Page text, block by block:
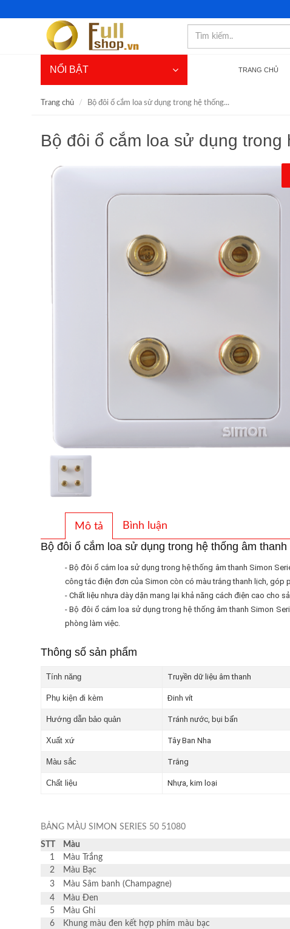
NỔI BẬT TRANG CHỦ
Trang chủ Bộ đôi ổ cắm loa sử dụng trong hệ thống...
Bộ đôi ổ cắm loa sử dụng
Mô tả Bình luận
Bộ đôi ổ cắm loa sử dụng trong hệ thống âm
- Bộ đôi ổ cắm loa sử dụng trong hệ thống âm thanh Simon
công tắc điện đơn của Simon còn có màu trắng thanh lịch, góp
- Chất liệu nhựa dày dặn mang lại khả năng cách điện cao cho
- Bộ đôi ổ cắm loa sử dụng trong hệ thống âm thanh Simon
phòng làm việc.
Thông số sản phẩm
Tính năng Truyền dữ liệu âm thanh
Phụ kiện đi kèm Đinh vít
Hướng dẫn bảo quản Tránh nước, bụi bẩn
Xuất xứ Tây Ban Nha
Màu sắc Trắng
Chất liệu Nhựa, kim loại
BẢNG MÀU SIMON SERIES 50 51080
STT Màu
1
Màu Trắng
2
Màu Bạc
3
Màu Sâm banh (Champagne)
4
Màu Đen
5
Màu Ghi
6
Khung màu đen kết hợp phím màu bạc